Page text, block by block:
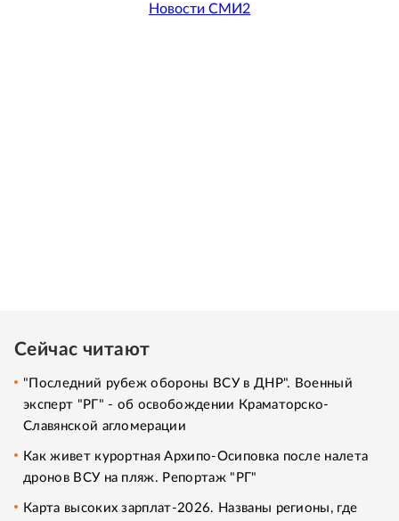
Новости СМИ2
Сейчас читают
"Последний рубеж обороны ВСУ в ДНР". Военный
эксперт "РГ" - об освобождении Краматорско-
Славянской агломерации
Как живет курортная Архипо-Осиповка после налета
дронов ВСУ на пляж. Репортаж "РГ"
Карта высоких зарплат-2026. Названы регионы, где